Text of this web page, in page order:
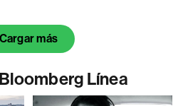
Cargar más
Línea